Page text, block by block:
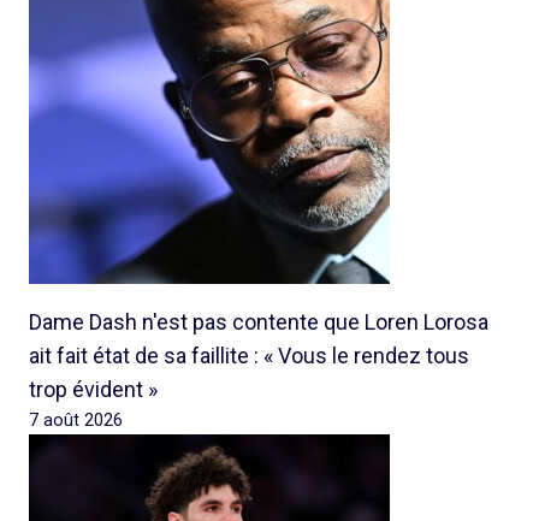
Dame Dash n'est pas contente que Loren Lorosa
ait fait état de sa faillite : « Vous le rendez tous
trop évident »
7 août 2026